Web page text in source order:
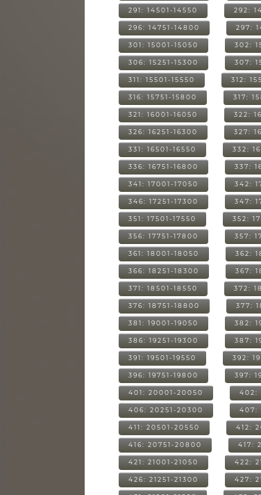
291: 14501-14550 292:
296: 14751-14800 297:
301: 15001-15050 302:
306: 15251-15300 307:
311: 15501-15550 312:
316: 15751-15800 317:
321: 16001-16050 322:
326: 16251-16300 327:
331: 16501-16550 332:
336: 16751-16800 337:
341: 17001-17050 342:
346: 17251-17300 347:
351: 17501-17550 352:
356: 17751-17800 357:
361: 18001-18050 362:
366: 18251-18300 367:
371: 18501-18550 372:
376: 18751-18800 377:
381: 19001-19050 382:
386: 19251-19300 387:
391: 19501-19550 392:
396: 19751-19800 397:
401: 20001-20050 402:
406: 20251-20300 407:
411: 20501-20550 412:
416: 20751-20800 417:
421: 21001-21050 422:
426: 21251-21300 427: